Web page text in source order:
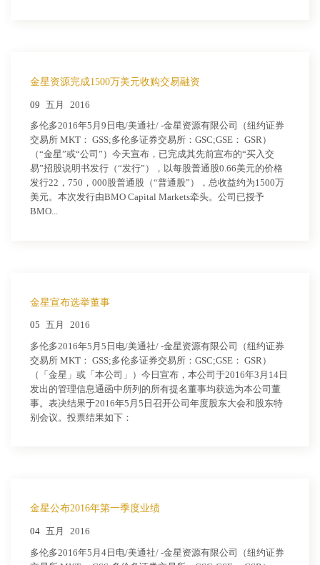
金星资源完成1500万美元收购交易融资
09 五月 2016
多伦多2016年5月9日电/美通社/ -金星资源有限公司（纽约证券
交易所 MKT： GSS;多伦多证券交易所：GSC;GSE： GSR）
（“金星”或“公司”）今天宣布，已完成其先前宣布的“买入交
易”招股说明书发行（“发行”），以每股普通股0.66美元的价格
发行22，750，000股普通股（“普通股”），总收益约为1500万
美元。本次发行由BMO Capital Markets牵头。公司已授予
BMO...
金星宣布选举董事
05 五月 2016
多伦多2016年5月5日电/美通社/ -金星资源有限公司（纽约证券
交易所 MKT： GSS;多伦多证券交易所：GSC;GSE： GSR）
（「金星」或「本公司」）今日宣布，本公司于2016年3月14日
发出的管理信息通函中所列的所有提名董事均获选为本公司董
事。表决结果于2016年5月5日召开公司年度股东大会和股东特
别会议。投票结果如下：
金星公布2016年第一季度业绩
04 五月 2016
多伦多2016年5月4日电/美通社/ -金星资源有限公司（纽约证券